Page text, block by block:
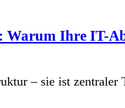
Ihre IT-
– sie ist